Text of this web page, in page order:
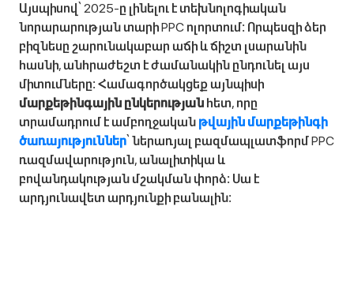
Այսպիսով՝ 2025-ը լինելու է տեխնոլոգիական
նորարարության տարի PPC ոլորտում։ Որպեսզի ձեր
բիզնեսը շարունակաբար աճի և ճիշտ լսարանին
հասնի, անհրաժեշտ է ժամանակին ընդունել այս
միտումները։ Համագործակցեք այնպիսի
մարքեթինգային ընկերության հետ, որը
տրամադրում է ամբողջական թվային մարքեթինգի
ծառայություններ՝ ներառյալ բազմապլատֆորմ PPC
ռազմավարություն, անալիտիկա և
բովանդակության մշակման փորձ։ Սա է
արդյունավետ արդյունքի բանալին։